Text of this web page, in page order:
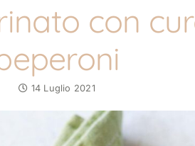
con
14 Luglio 2021